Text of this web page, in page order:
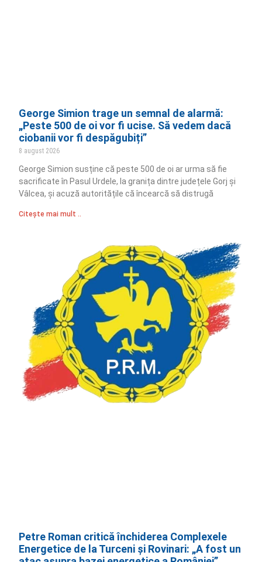
George Simion trage un semnal de alarmă:
„Peste 500 de oi vor fi ucise. Să vedem dacă
ciobanii vor fi despăgubiți”
8 august 2026
George Simion susține că peste 500 de oi ar urma să fie
sacrificate în Pasul Urdele, la granița dintre județele Gorj și
Vâlcea, și acuză autoritățile că încearcă să distrugă
Citește mai mult ..
Petre Roman critică închiderea Complexele
Energetice de la Turceni și Rovinari: „A fost un